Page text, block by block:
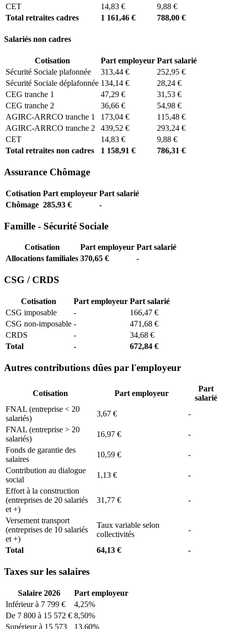
CET
14,83 €
9,88 €
Total retraites cadres
1 161,46 € 788,00 €
Salariés non cadres
Cotisation Part employeur Part salarié
Sécurité Sociale plafonnée
313,44 €
252,95 €
Sécurité Sociale déplafonnée 134,14 €
28,24 €
CEG tranche 1
47,29 €
31,53 €
CEG tranche 2
36,66 €
54,98 €
AGIRC-ARRCO tranche 1
173,04 €
115,48 €
AGIRC-ARRCO tranche 2
439,52 €
293,24 €
CET
14,83 €
9,88 €
Total retraites non cadres
1 158,91 € 786,31 €
Assurance Chômage
Cotisation Part employeur Part salarié
Chômage 285,93 € -
Famille - Sécurité Sociale
Cotisation Part employeur Part salarié
Allocations familiales 370,65 € -
CSG / CRDS
Cotisation Part employeur Part salarié
CSG imposable
-
166,47 €
CSG non-imposable -
471,68 €
CRDS
-
34,68 €
Total
- 672,84 €
Autres contributions dûes par l'employeur
Cotisation Part employeur
Part
salarié
FNAL (entreprise < 20
salariés)
3,67 €
-
FNAL (entreprise > 20
salariés)
16,97 €
-
Fonds de garantie des
salaires
10,59 €
-
Contribution au dialogue
social
1,13 €
-
Effort à la construction
(entreprises de 20 salariés
et +)
31,77 € -
Versement transport
(entreprises de 10 salariés
et +)
Taux variable selon
collectivités
-
Total 64,13 € -
Taxes sur les salaires
Salaire 2026
Part employeur
Inférieur à 7 799 €
4,25%
De 7 800 à 15 572 € 8,50%
Supérieur à 15 573
13,60%